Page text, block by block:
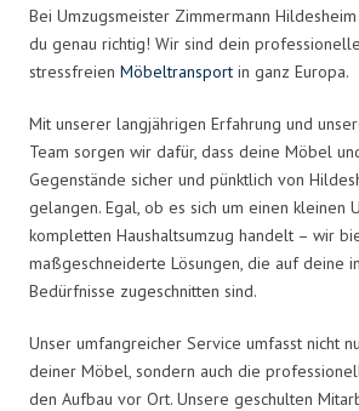
Bei Umzugsmeister Zimmermann
du genau richtig! Wir sind dein
stressfreien Möbeltransport in ganz Europa.
Mit unserer langjährigen Erfahrung und
Team sorgen wir dafür, dass deine Möbel
Gegenstände sicher und pünktlich von
gelangen. Egal, ob es sich um einen kleinen
kompletten Haushaltsumzug handelt – wir
maßgeschneiderte Lösungen, die auf deine
Bedürfnisse zugeschnitten sind.
Unser umfangreicher Service umfasst nicht
deiner Möbel, sondern auch die
den Aufbau vor Ort. Unsere geschulten